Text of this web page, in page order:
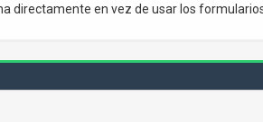
directamente en vez de usar los